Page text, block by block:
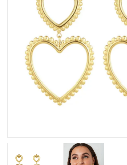
Home deco
Herensokken